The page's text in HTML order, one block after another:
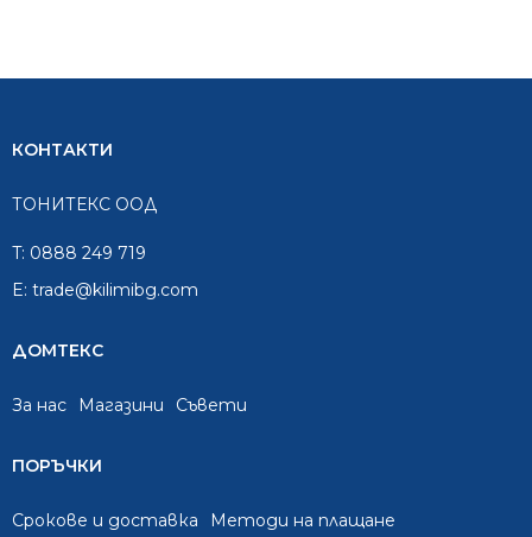
КОНТАКТИ
ТОНИТЕКС ООД
T: 0888 249 719
E: trade@kilimibg.com
ДОМТЕКС
За нас Mагазини Съвети
ПОРЪЧКИ
Срокове и доставка
Методи на плащане